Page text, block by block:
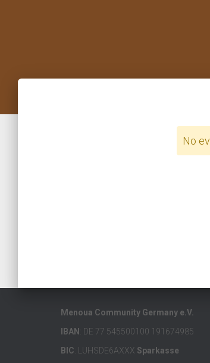
No
Menoua Community Germany e.V.
IBAN : DE 77 545500100 191674985
BIC: LUHSDE6AXXX Sparkasse